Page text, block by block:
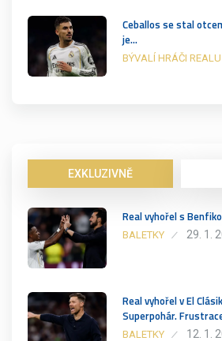
Ceballos se stal
je…
BÝVALÍ HRÁČI REALU
EXKLUZIVNĚ
Real vyhořel s
BALETKY 29. 1.
Real vyhořel v El
Superpohár.
BALETKY 12. 1.